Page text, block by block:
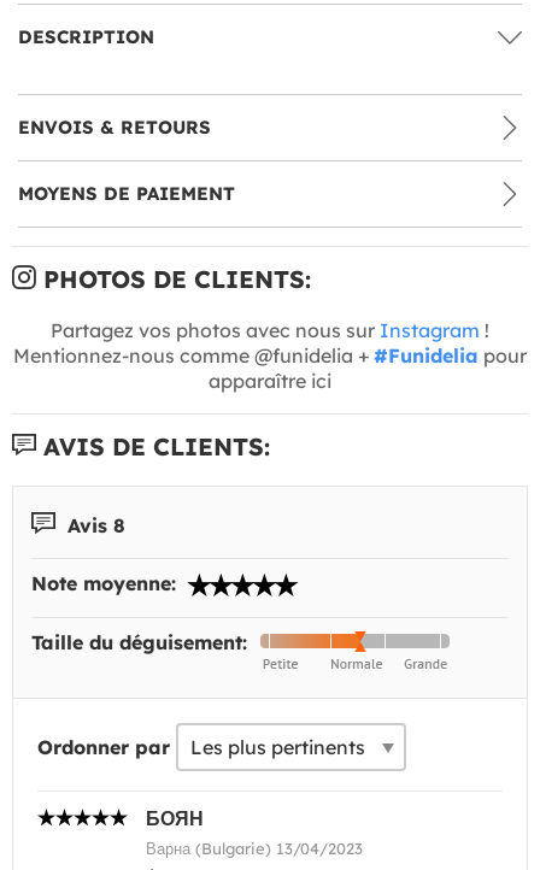
DESCRIPTION
ENVOIS & RETOURS
MOYENS DE PAIEMENT
PHOTOS DE CLIENTS:
Partagez vos photos avec nous sur Instagram !
Mentionnez-nous comme @funidelia + #Funidelia pour
apparaître ici
AVIS DE CLIENTS:
Avis 8
Note moyenne:
Taille du déguisement:
Ordonner par
БОЯН
Варна (Bulgarie) 13/04/2023